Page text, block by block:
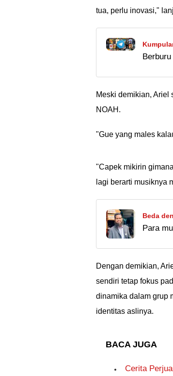
tua, perlu inovasi,"
Terbaik
Meski demikian, Ariel
NOAH.
"Gue yang males
"Capek mikirin
lagi berarti musiknya
Beda
Haram
Para
Dengan demikian,
sendiri tetap fokus
dinamika dalam grup
identitas aslinya.
BACA JUGA
Cerita